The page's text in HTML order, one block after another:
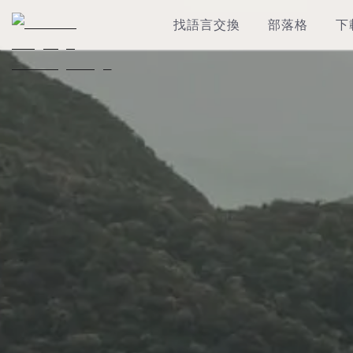
找語言交換 部落格 下